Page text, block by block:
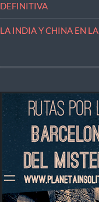
DEFINITIVA
LA INDIA Y CHINA EN